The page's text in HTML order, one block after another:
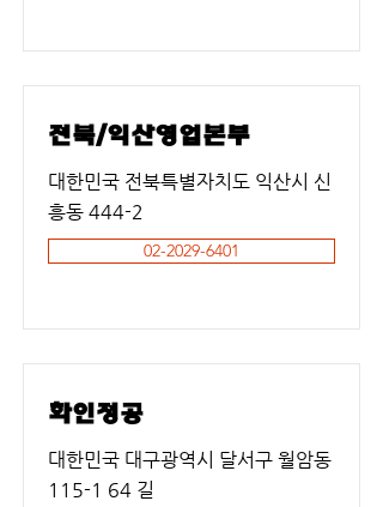
전북/익산영업본부
대한민국 전북특별자치도 익산시 신
흥동 444-2
02-2029-6401
화인정공
대한민국 대구광역시 달서구 월암동
115-1 64 길